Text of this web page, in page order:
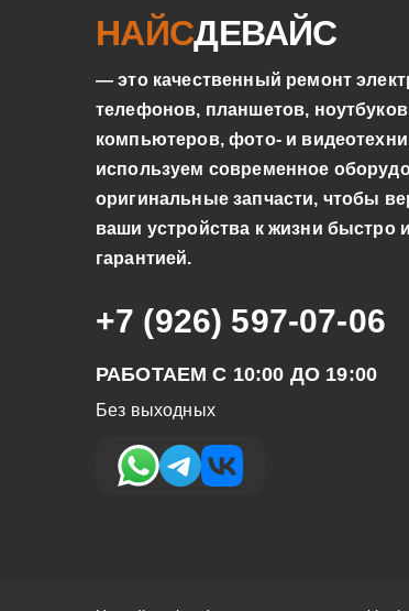
НАЙСДЕВАЙС
— это качественный ремонт
телефонов, планшетов,
компьютеров, фото- и
используем современное
оригинальные запчасти, чтобы
ваши устройства к жизни быстро
гарантией.
+7 (926) 597-07-06
РАБОТАЕМ С 10:00 ДО 19:00
Без выходных